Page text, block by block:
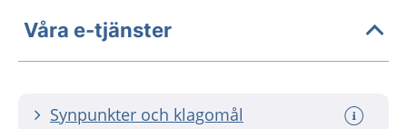
Våra e-tjänster
Synpunkter och klagomål